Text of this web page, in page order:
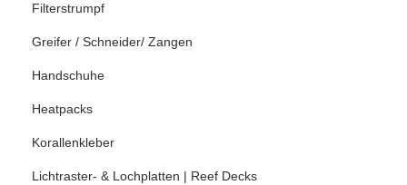
Filterstrumpf
Greifer / Schneider/ Zangen
Handschuhe
Heatpacks
Korallenkleber
Lichtraster- & Lochplatten | Reef Decks